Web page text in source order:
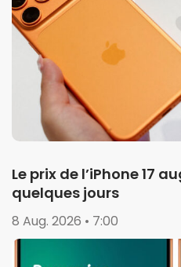
Le prix de l’iPhone 17
quelques jours
8 Aug. 2026 • 7:00